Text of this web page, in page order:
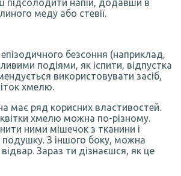
напій, додавши в
меду або стевії.
епізодичного безсоння (наприклад,
подіями, як іспити, відпустка
використовувати засіб,
хмелю.
має ряд корисних властивостей.
хмелю можна по-різному.
ними мішечок з тканини і
подушку. З іншого боку, можна
Зараз ти дізнаєшся, як це